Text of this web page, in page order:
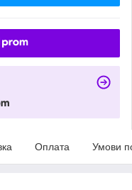
Оплата Умови